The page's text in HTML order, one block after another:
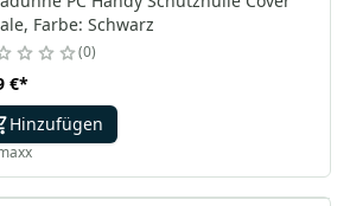
Farbe: Schwarz
0
€*
Hinzufügen